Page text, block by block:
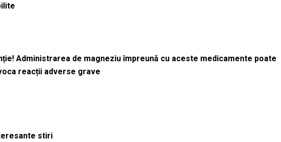
Administrarea de magneziu împreună cu aceste medicamente poate
reacții adverse grave
stiri